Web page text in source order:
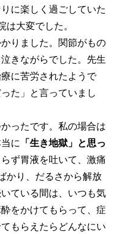
に楽しく過ごしていた
大変でした。
りました。関節がもの
きながらでした。先生
に苦労されたようで
た」と言っていまし
ったです。私の場合は
に 「生き地獄」と思っ
ず胃液を吐いて、激痛
かり、だるさから解放
ている間は、いつも気
をかけてもらって、症
もらえたらどんなにい